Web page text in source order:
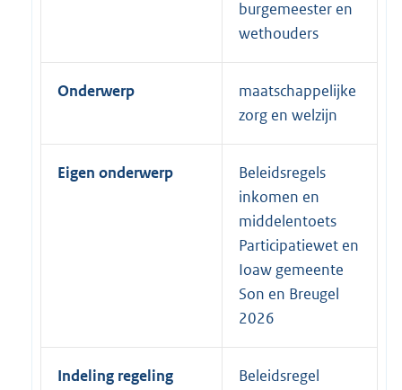
burgemeester en
wethouders
Onderwerp
maatschappelijke
zorg en welzijn
Eigen onderwerp
Beleidsregels
inkomen en
middelentoets
Participatiewet en
Ioaw gemeente
Son en Breugel
2026
Indeling regeling Beleidsregel